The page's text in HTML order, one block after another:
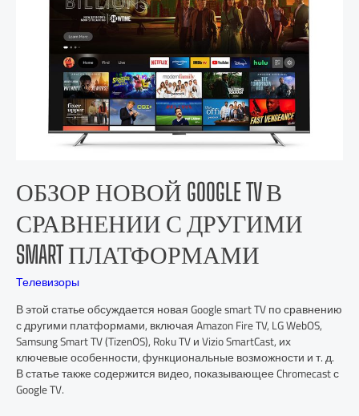
ОБЗОР НОВОЙ GOOGLE TV В
СРАВНЕНИИ С ДРУГИМИ
SMART ПЛАТФОРМАМИ
Телевизоры
В этой статье обсуждается новая Google smart TV по сравнению
с другими платформами, включая Amazon Fire TV, LG WebOS,
Samsung Smart TV (TizenOS), Roku TV и Vizio SmartCast, их
ключевые особенности, функциональные возможности и т. д.
В статье также содержится видео, показывающее Chromecast с
Google TV.